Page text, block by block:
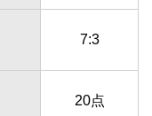
7:3
20点